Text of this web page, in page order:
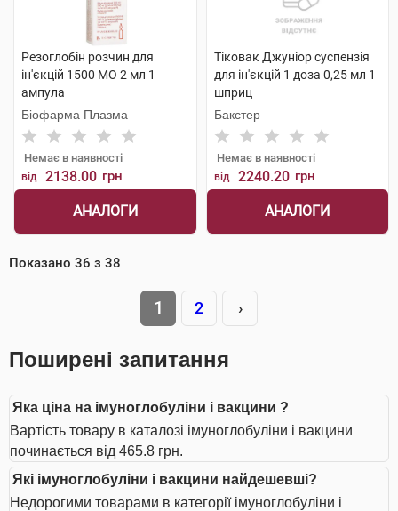
Резоглобін розчин для
ін'єкцій 1500 МО 2 мл 1
ампула
Біофарма Плазма
Немає в наявності
від 2138.00 грн
АНАЛОГИ
Тіковак Джуніор суспензія
для ін'єкцій 1 доза 0,25 мл 1
шприц
Бакстер
Немає в наявності
від 2240.20 грн
АНАЛОГИ
Показано 36 з 38
1 2 ›
Поширені запитання
Яка ціна на імуноглобуліни і вакцини ?
Вартість товару в каталозі імуноглобуліни і вакцини
починається від 465.8 грн.
Які імуноглобуліни і вакцини найдешевші?
Недорогими товарами в категорії імуноглобуліни і